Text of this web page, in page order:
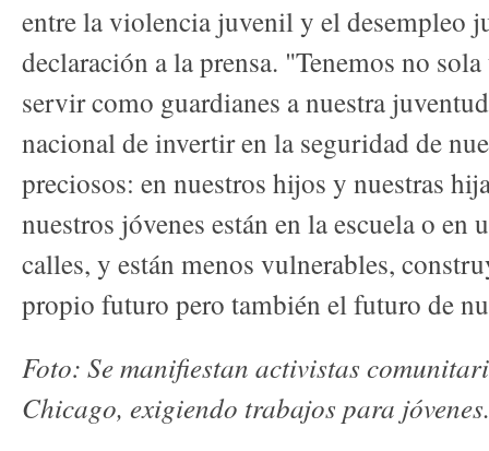
entre la violencia juvenil y el desempleo
declaración a la prensa. "Tenemos no
servir como guardianes a nuestra
nacional de invertir en la seguridad de
preciosos: en nuestros hijos y nuestras
nuestros jóvenes están en la escuela o en
calles, y están menos vulnerables,
propio futuro pero también el futuro de
Foto: Se manifiestan activistas
Chicago, exigiendo trabajos para